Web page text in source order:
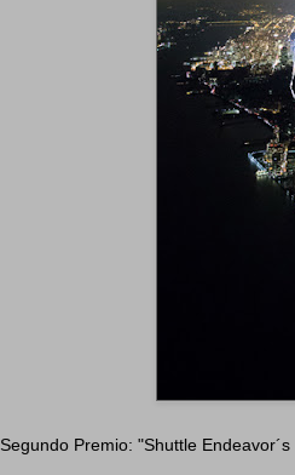
Segundo Premio: "Shuttle